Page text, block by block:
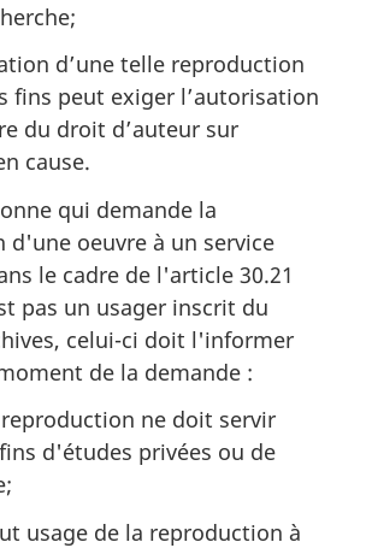
d’une telle reproduction
fins peut exiger l’autorisation
du droit d’auteur sur
cause.
qui demande la
d'une oeuvre à un service
le cadre de l'article 30.21
pas un usager inscrit du
celui-ci doit l'informer
de la demande :
ne doit servir
d'études privées ou de
usage de la reproduction à